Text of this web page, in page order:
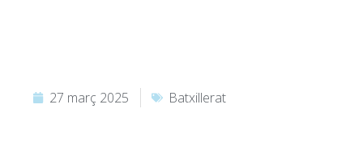
27 març 2025 Batxillerat